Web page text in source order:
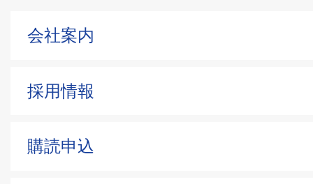
会社案内
採用情報
購読申込